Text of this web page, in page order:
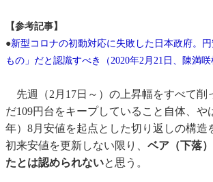
【参考記事】
●新型コロナの初動対応に失敗した日本政府。
もの」だと認識すべき（2020年2月21日、陳満咲
先週（2月17日～）の上昇幅をすべて削
だ109円台をキープしていること自体、や
年）8月安値を起点とした切り返しの構造
初来安値を更新しない限り、 ベア（下落
たとは認められないと思う。